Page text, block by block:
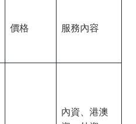
價格 服務內容
內資、港澳